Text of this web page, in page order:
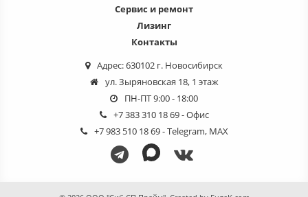
Сервис и ремонт
Лизинг
Контакты
Адрес: 630102 г. Новосибирск
ул. Зыряновская 18, 1 этаж
ПН-ПТ 9:00 - 18:00
+7 383 310 18 69- Офис
+7 983 510 18 69- Telegram, MAX